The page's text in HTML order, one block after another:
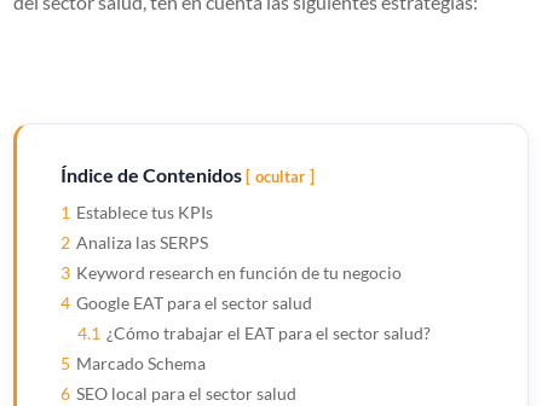
Índice de Contenidos ocultar
1 Establece tus KPIs
2 Analiza las SERPS
3 Keyword research en función de tu negocio
4 Google EAT para el sector salud
4.1 ¿Cómo trabajar el EAT para el sector salud?
5 Marcado Schema
6 SEO local para el sector salud